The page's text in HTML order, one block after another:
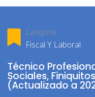
Categoría
Fiscal Y Laboral
Técnico
Sociales,
(Actualizado a